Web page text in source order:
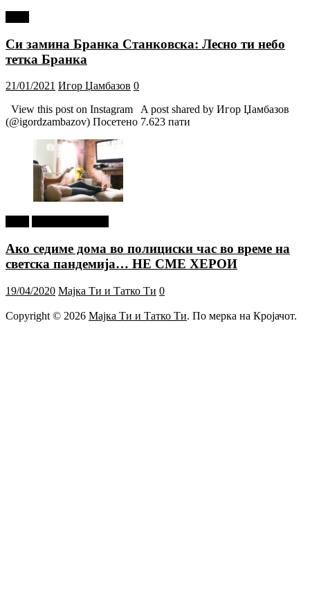
Си замина Бранка Станковска: Лесно ти небо
тетка Бранка
21/01/2021 Игор Џамбазов 0
View this post on Instagram A post shared by Игор Џамбазов
(@igordzambazov) Посетено 7.623 пати
Ако седиме дома во полициски час во време на
светска пандемија… НЕ СМЕ ХЕРОИ
19/04/2020 Мајка Ти и Татко Ти 0
Copyright © 2026 Мајка Ти и Татко Ти. По мерка на Кројачот.